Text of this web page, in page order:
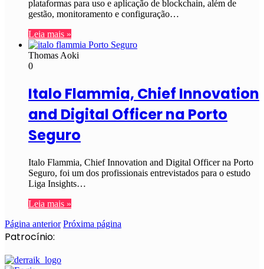
plataformas para uso e aplicação de blockchain, além de
gestão, monitoramento e configuração…
Leia mais »
Thomas Aoki
0
Italo Flammia, Chief Innovation
and Digital Officer na Porto
Seguro
Italo Flammia, Chief Innovation and Digital Officer na Porto
Seguro, foi um dos profissionais entrevistados para o estudo
Liga Insights…
Leia mais »
Página anterior Próxima página
Patrocínio: